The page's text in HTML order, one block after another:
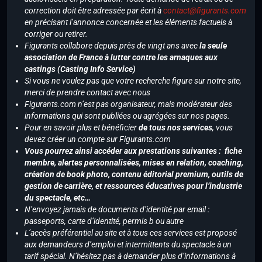
correction doit être adressée par écrit àcontact@figurants.com
en précisant l’annonce concernée et les éléments factuels à
corriger ou retirer.
Figurants collabore depuis près de vingt ans avecla seule
association de France à lutter contre les arnaques aux
castings (Casting Info Service)
Si vous ne voulez pas que votre recherche figure sur notre site,
merci de prendre contact avec nous
Figurants.com n’est pas organisateur, mais modérateur des
informations qui sont publiées ou agrégées sur nos pages.
Pour en savoir plus et bénéficierde tous nos services, vous
devez créer un compte sur Figurants.com
Vous pourrez ainsi accéder aux prestations suivantes : fiche
membre, alertes personnalisées, mises en relation, coaching,
création de book photo, contenu éditorial premium, outils de
gestion de carrière, et ressources éducatives pour l’industrie
du spectacle, etc…
N’envoyez jamais de documents d’identité par email :
passeports, carte d’identité, permis b ou autre
L’accès préférentiel au site et à tous ces services est proposé
aux demandeurs d’emploi et intermittents du spectacle à un
tarif spécial. N’hésitez pas à demander plus d’informations à